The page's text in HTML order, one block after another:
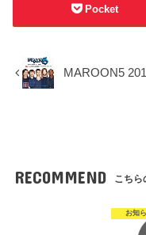
Pocket
MAROON5
RECOMMEND こちら
お知